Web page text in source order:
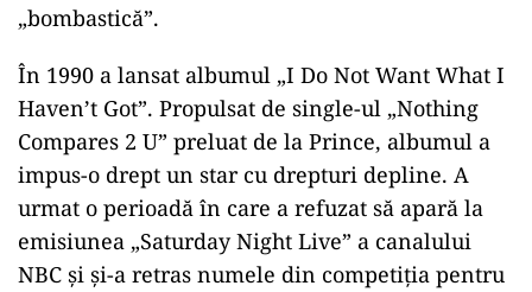
„bombastică”.
În 1990 a lansat albumul „I Do Not Want What I
Haven’t Got”. Propulsat de single-ul „Nothing
Compares 2 U” preluat de la Prince, albumul a
impus-o drept un star cu drepturi depline. A
urmat o perioadă în care a refuzat să apară la
emisiunea „Saturday Night Live” a canalului
NBC şi şi-a retras numele din competiţia pentru